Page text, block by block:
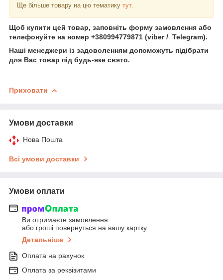
Ще більше товару на цю тематику тут.
Щоб купити цей товар, заповніть форму замовлення або
телефонуйте на номер +380994779871 (viber / Telegram).
Наші менеджери із задоволенням допоможуть підібрати
для Вас товар під будь-яке свято.
Приховати
Умови доставки
Нова Пошта
Всі умови доставки
Умови оплати
Ви отримаєте замовлення
або гроші повернуться на вашу картку
Детальніше
Оплата на рахунок
Оплата за реквізитами